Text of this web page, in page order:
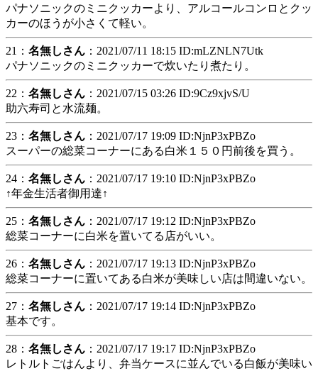
パナソニックのミニクッカーより、アルコールコンロとクッ
カーのほうが小さくて軽い。
21： 名無しさん ：2021/07/11 18:15 ID:mLZNLN7Utk
パナソニックのミニクッカーで炊いたり煮たり。
22： 名無しさん ：2021/07/15 03:26 ID:9Cz9xjvS/U
助六寿司と水流麺。
23： 名無しさん ：2021/07/17 19:09 ID:NjnP3xPBZo
スーパーの総菜コーナーにある白米１５０円前後を買う。
24： 名無しさん ：2021/07/17 19:10 ID:NjnP3xPBZo
↑年金生活者御用達↑
25： 名無しさん ：2021/07/17 19:12 ID:NjnP3xPBZo
総菜コーナーに白米を置いてる店がいい。
26： 名無しさん ：2021/07/17 19:13 ID:NjnP3xPBZo
総菜コーナーに置いてある白米が美味しい店は間違いない。
27： 名無しさん ：2021/07/17 19:14 ID:NjnP3xPBZo
基本です。
28： 名無しさん ：2021/07/17 19:17 ID:NjnP3xPBZo
レトルトごはんより、弁当ケースに並んでいる白飯が美味い